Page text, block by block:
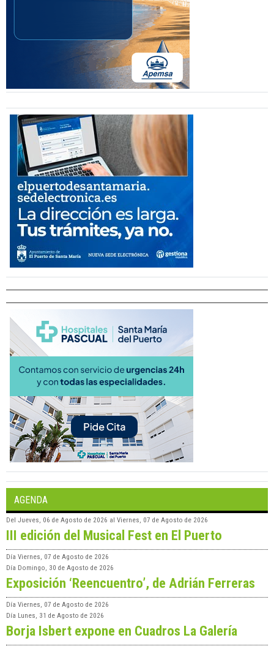
AGENDA
Del Jueves, 06 de Agosto de 2026 al Viernes, 07 de Agosto de 2026
III edición del Musical Fest en El Puerto
Día Viernes, 07 de Agosto de 2026
Día Domingo, 30 de Agosto de 2026
Exposición ‘Reencuentro’, de Adrián Ferreras
Día Viernes, 07 de Agosto de 2026
Día Lunes, 31 de Agosto de 2026
Borja Isbert expone en Cuadros La Galería